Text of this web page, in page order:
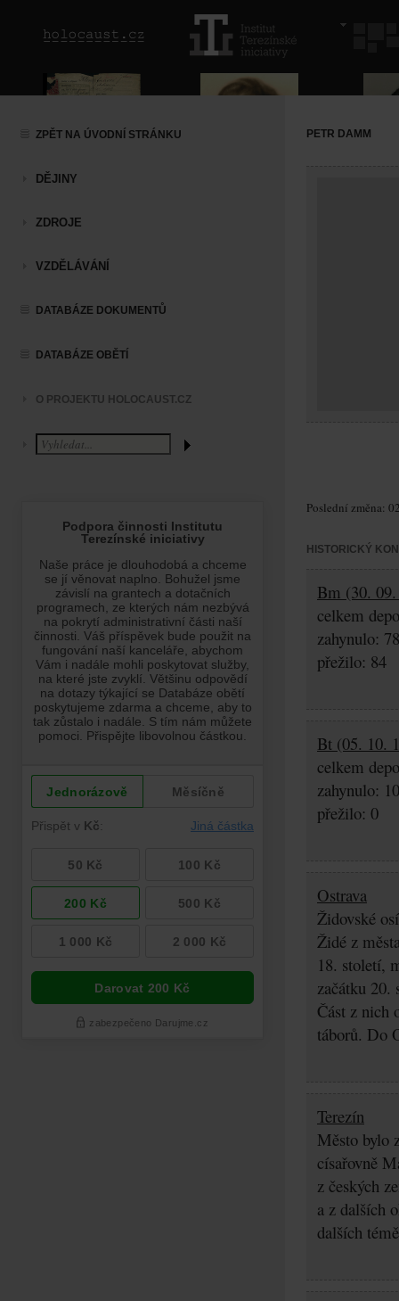
ZPĚT NA ÚVODNÍ STRÁNKU
DĚJINY
ZDROJE
VZDĚLÁVÁNÍ
DATABÁZE DOKUMENTŮ
DATABÁZE OBĚTÍ
O PROJEKTU HOLOCAUST.CZ
PETR DAMM
Poslední změna:
HISTORICKÝ
Bm (30.
celkem
zahynulo:
přežilo: 84
Bt (05. 10.
celkem
zahynulo:
přežilo: 0
Ostrava
Židovské
Židé z
18. století,
začátku 20.
Část z nich
táborů. Do
Terezín
Město bylo
císařovně
z českých
a z dalších
dalších